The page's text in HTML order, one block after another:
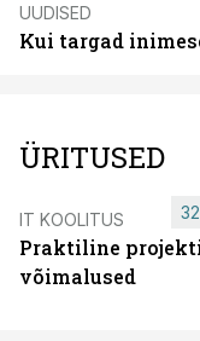
UUDISED
Kui targad
ÜRITUSED
IT KOOLITUS
Praktiline
võimalused